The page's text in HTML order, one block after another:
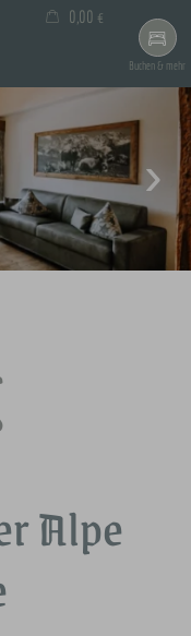
Buchen & mehr
0,00 €
Alpe